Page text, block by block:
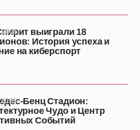
выиграли 18
История успеха и
на киберспорт
Бенц Стадион:
Чудо и Центр
Событий